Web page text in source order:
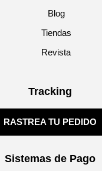
Blog
Tiendas
Revista
Tracking
RASTREA TU PEDIDO
Sistemas de Pago